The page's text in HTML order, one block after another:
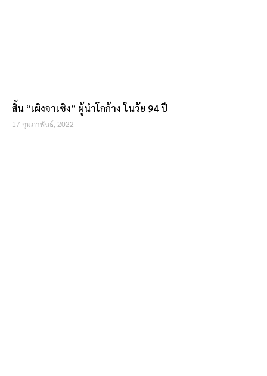
สิ้น “เผิงจาเซิง” ผู้นำโกก้าง ในวัย 94 ปี
17 กุมภาพันธ์, 2022